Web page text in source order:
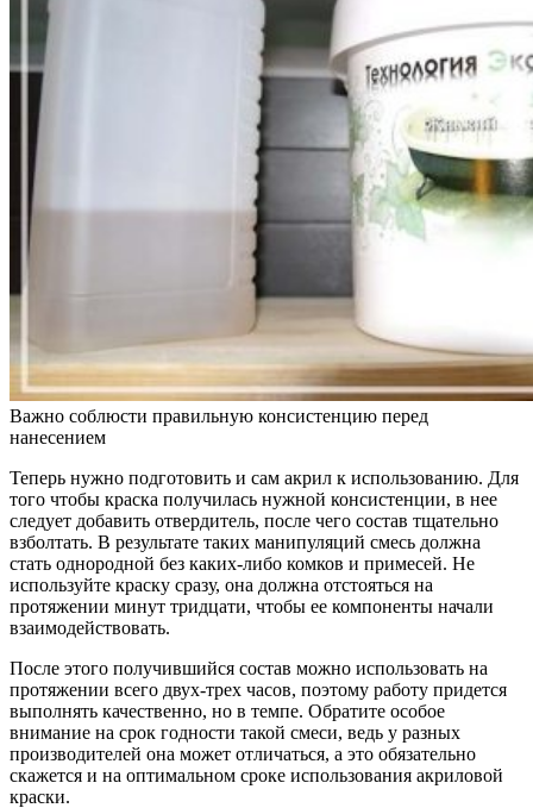
Важно соблюсти правильную консистенцию перед
нанесением
Теперь нужно подготовить и сам акрил к использованию. Для
того чтобы краска получилась нужной консистенции, в нее
следует добавить отвердитель, после чего состав тщательно
взболтать. В результате таких манипуляций смесь должна
стать однородной без каких-либо комков и примесей. Не
используйте краску сразу, она должна отстояться на
протяжении минут тридцати, чтобы ее компоненты начали
взаимодействовать.
После этого получившийся состав можно использовать на
протяжении всего двух-трех часов, поэтому работу придется
выполнять качественно, но в темпе. Обратите особое
внимание на срок годности такой смеси, ведь у разных
производителей она может отличаться, а это обязательно
скажется и на оптимальном сроке использования акриловой
краски.